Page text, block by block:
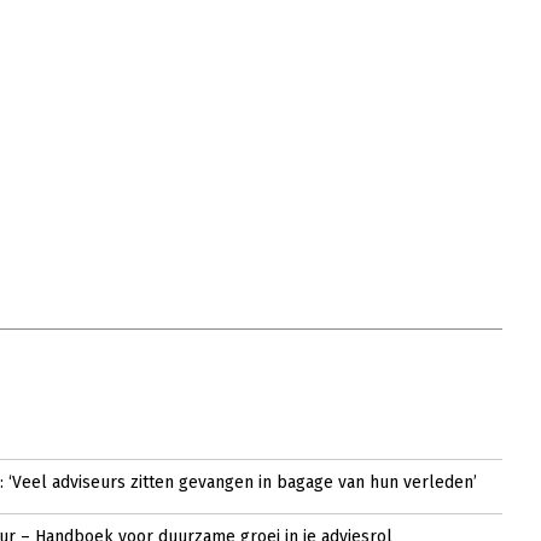
adviseurs zitten gevangen in bagage van hun verleden’
– Handboek voor duurzame groei in je adviesrol